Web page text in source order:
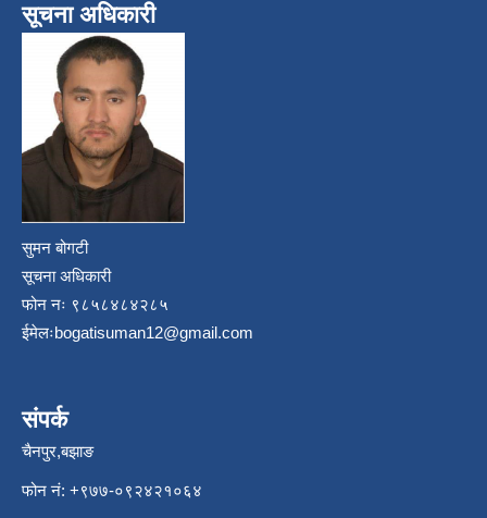
सूचना अधिकारी
सुमन बोगटी
सूचना अधिकारी
फोन नः ९८५८४८४२८५
ईमेलःbogatisuman12@gmail.com
संपर्क
चैनपुर,बझाङ
फोन नं: ‍‌+९७७-०९२४२१०६४